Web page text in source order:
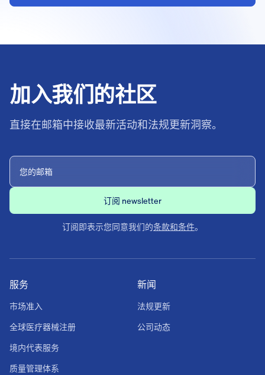
加入我们的社区
直接在邮箱中接收最新活动和法规更新洞察。
订阅即表示您同意我们的条款和条件。
新闻
法规更新
公司动态
服务
市场准入
全球医疗器械注册
境内代表服务
质量管理体系